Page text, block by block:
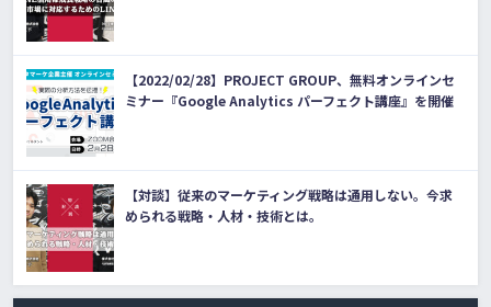
【2022/02/28】PROJECT GROUP、無料オンラインセ
ミナー『Google Analytics パーフェクト講座』を開催
【対談】従来のマーケティング戦略は通用しない。今求
められる戦略・人材・技術とは。